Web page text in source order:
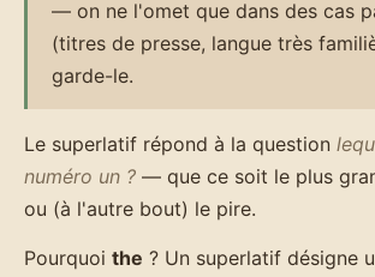
— on ne l'omet que dans des cas
(titres de presse, langue très
garde-le.
Le superlatif répond à la question
numéro un ? — que ce soit le plus
ou (à l'autre bout) le pire.
Pourquoi the ? Un superlatif désigne